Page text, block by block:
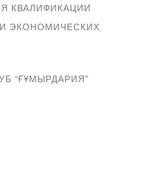
КВАЛИФИКАЦИИ
ЭКОНОМИЧЕСКИХ
“ҒҰМЫРДАРИЯ”